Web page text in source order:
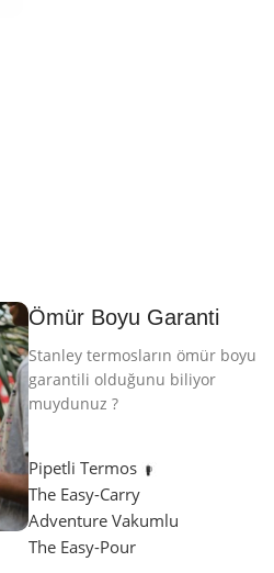
Ömür Boyu Garanti
Stanley termosların ömür boyu
garantili olduğunu biliyor
muydunuz ?
Pipetli Termos
The Easy-Carry
Adventure Vakumlu
The Easy-Pour